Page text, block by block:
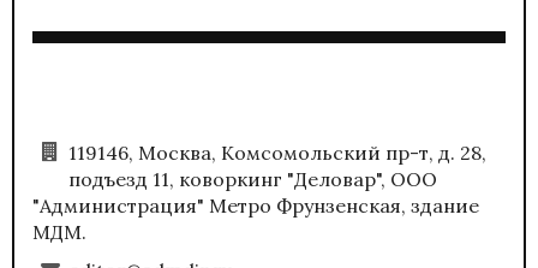
119146, Москва, Комсомольский пр-т, д. 28,
подъезд 11, коворкинг "Деловар", ООО
"Администрация" Метро Фрунзенская, здание
МДМ.